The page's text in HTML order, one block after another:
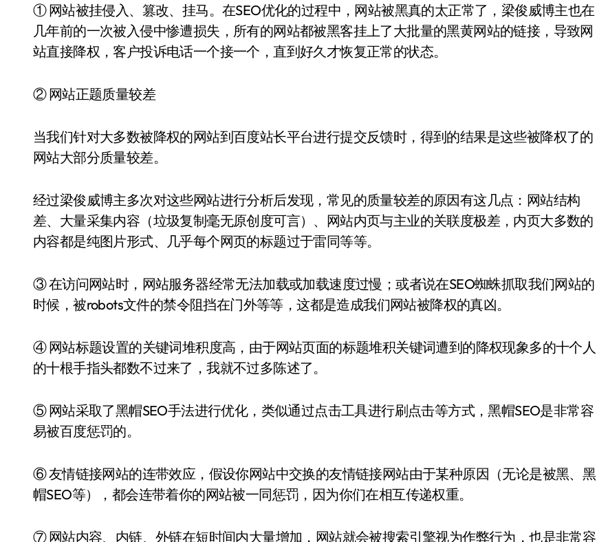
① 网站被挂侵入、篡改、挂马。在SEO优化的过程中，网站被黑真的太正常了，梁俊威博主也在
几年前的一次被入侵中惨遭损失，所有的网站都被黑客挂上了大批量的黑黄网站的链接，导致网
站直接降权，客户投诉电话一个接一个，直到好久才恢复正常的状态。
② 网站正题质量较差
当我们针对大多数被降权的网站到百度站长平台进行提交反馈时，得到的结果是这些被降权了的
网站大部分质量较差。
经过梁俊威博主多次对这些网站进行分析后发现，常见的质量较差的原因有这几点：网站结构
差、大量采集内容（垃圾复制毫无原创度可言）、网站内页与主业的关联度极差，内页大多数的
内容都是纯图片形式、几乎每个网页的标题过于雷同等等。
③ 在访问网站时，网站服务器经常无法加载或加载速度过慢；或者说在SEO蜘蛛抓取我们网站的
时候，被robots文件的禁令阻挡在门外等等，这都是造成我们网站被降权的真凶。
④ 网站标题设置的关键词堆积度高，由于网站页面的标题堆积关键词遭到的降权现象多的十个人
的十根手指头都数不过来了，我就不过多陈述了。
⑤ 网站采取了黑帽SEO手法进行优化，类似通过点击工具进行刷点击等方式，黑帽SEO是非常容
易被百度惩罚的。
⑥ 友情链接网站的连带效应，假设你网站中交换的友情链接网站由于某种原因（无论是被黑、黑
帽SEO等），都会连带着你的网站被一同惩罚，因为你们在相互传递权重。
⑦ 网站内容、内链、外链在短时间内大量增加，网站就会被搜索引擎视为作弊行为，也是非常容